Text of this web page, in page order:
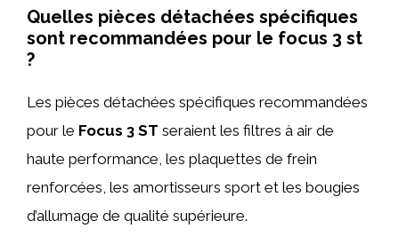
Quelles pièces détachées spécifiques
sont recommandées pour le focus 3 st
?
Les pièces détachées spécifiques recommandées
pour le Focus 3 ST seraient les filtres à air de
haute performance, les plaquettes de frein
renforcées, les amortisseurs sport et les bougies
d’allumage de qualité supérieure.